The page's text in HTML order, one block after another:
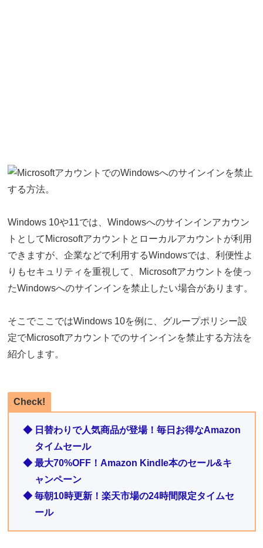
Windows 10や11では、Windowsへのサインインアカウン
トとしてMicrosoftアカウントとローカルアカウントが利用
できますが、企業などで利用するWindowsでは、利便性よ
りもセキュリティを重視して、Microsoftアカウントを使っ
たWindowsへのサインインを禁止したい場合があります。
そこでここではWindows 10を例に、グループポリシー設
定でMicrosoftアカウントでのサインインを禁止する方法を
紹介します。
Check!
◆ 日替わりで人気商品が登場！毎日お得なAmazon
タイムセール
◆ 最大70%OFF！Amazon Kindle本のセール&キ
ャンペーン
◆ 毎朝10時更新！楽天市場の24時間限定タイムセ
ール